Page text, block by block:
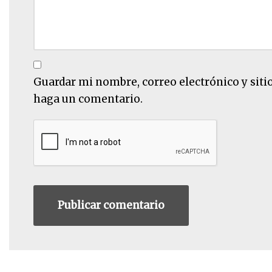
Guardar mi nombre, correo electrónico y
haga un comentario.